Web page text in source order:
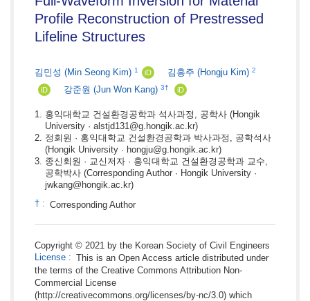
Profile Reconstruction of Prestressed
Lifeline Structures
김민성 (Min Seong Kim) 1 iD 김홍주 (Hongju Kim) 2
iD 강준원 (Jun Won Kang) 3† iD
홍익대학교 건설환경공학과 석사과정, 공학사 (Hongik
University · alstjd131@g.hongik.ac.kr)
정회원 · 홍익대학교 건설환경공학과 박사과정, 공학석사
(Hongik University · hongju@g.hongik.ac.kr)
종신회원 · 교신저자 · 홍익대학교 건설환경공학과 교수,
공학박사 (Corresponding Author · Hongik University ·
jwkang@hongik.ac.kr)
† : Corresponding Author
Copyright © 2021 by the Korean Society of Civil Engineers
License : This is an Open Access article distributed under
the terms of the Creative Commons Attribution Non-
Commercial License
(http://creativecommons.org/licenses/by-nc/3.0) which